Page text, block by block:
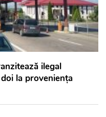
ilegal
la proveniența